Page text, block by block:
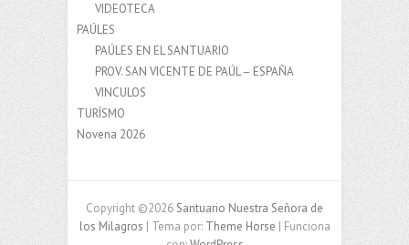
VIDEOTECA
PAÚLES
PAÚLES EN EL SANTUARIO
PROV. SAN VICENTE DE PAÚL – ESPAÑA
VINCULOS
TURÍSMO
Novena 2026
Copyright ©2026 Santuario Nuestra Señora de
los Milagros | Tema por: Theme Horse | Funciona